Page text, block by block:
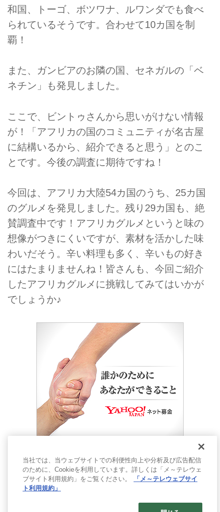
和国、トーゴ、ボツワナ、ルワンダでも食べ
られているそうです。合わせて10カ国を制
覇！
また、ガンビアのお隣の国、セネガルの「ベ
ネチン」も発見しました。
ここで、ビントゥさんから思いがけない情報
が！「アフリカの国のコミュニティが名古屋
に結構いるから、紹介できると思う」とのこ
とです。今後の調査に期待ですね！
今回は、アフリカ大陸54カ国のうち、25カ国
のグルメを発見しました。残り29カ国も、絶
賛調査中です！アフリカグルメというと味の
想像がつきにくいですが、素材を活かした味
わいだそう。辛い料理も多く、辛いもの好き
にはたまりませんね！皆さんも、今回ご紹介
したアフリカグルメに挑戦してみてはいかが
でしょうか♪
当社では、当ウェブサイトでの利便性向上や分析及び広告配信
のために、Cookieを利用しています。詳しくは「メ～テレウェ
ブサイト利用規約」をご覧ください。
「メ～テレウェブサイ
ト利用規約」